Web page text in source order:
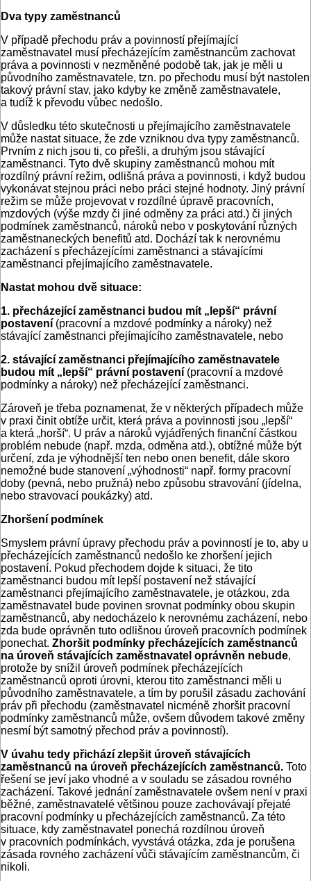
Dva typy zaměstnanců
V případě přechodu práv a povinností přejímající
zaměstnavatel musí přecházejícím zaměstnancům zachovat
práva a povinnosti v nezměněné podobě tak, jak je měli u
původního zaměstnavatele, tzn. po přechodu musí být nastolen
takový právní stav, jako kdyby ke změně zaměstnavatele,
a tudíž k převodu vůbec nedošlo.
V důsledku této skutečnosti u přejímajícího zaměstnavatele
může nastat situace, že zde vzniknou dva typy zaměstnanců.
Prvním z nich jsou ti, co přešli, a druhým jsou stávající
zaměstnanci. Tyto dvě skupiny zaměstnanců mohou mít
rozdílný právní režim, odlišná práva a povinnosti, i když budou
vykonávat stejnou práci nebo práci stejné hodnoty. Jiný právní
režim se může projevovat v rozdílné úpravě pracovních,
mzdových (výše mzdy či jiné odměny za práci atd.) či jiných
podmínek zaměstnanců, nároků nebo v poskytování různých
zaměstnaneckých benefitů atd. Dochází tak k nerovnému
zacházení s přecházejícími zaměstnanci a stávajícími
zaměstnanci přejímajícího zaměstnavatele.
Nastat mohou dvě situace:
1. přecházející zaměstnanci budou mít „lepší“ právní
postavení (pracovní a mzdové podmínky a nároky) než
stávající zaměstnanci přejímajícího zaměstnavatele, nebo
2. stávající zaměstnanci přejímajícího zaměstnavatele
budou mít „lepší“ právní postavení (pracovní a mzdové
podmínky a nároky) než přecházející zaměstnanci.
Zároveň je třeba poznamenat, že v některých případech může
v praxi činit obtíže určit, která práva a povinnosti jsou „lepší“
a která „horší“. U práv a nároků vyjádřených finanční částkou
problém nebude (např. mzda, odměna atd.), obtížné může být
určení, zda je výhodnější ten nebo onen benefit, dále skoro
nemožné bude stanovení „výhodnosti“ např. formy pracovní
doby (pevná, nebo pružná) nebo způsobu stravování (jídelna,
nebo stravovací poukázky) atd.
Zhoršení podmínek
Smyslem právní úpravy přechodu práv a povinností je to, aby u
přecházejících zaměstnanců nedošlo ke zhoršení jejich
postavení. Pokud přechodem dojde k situaci, že tito
zaměstnanci budou mít lepší postavení než stávající
zaměstnanci přejímajícího zaměstnavatele, je otázkou, zda
zaměstnavatel bude povinen srovnat podmínky obou skupin
zaměstnanců, aby nedocházelo k nerovnému zacházení, nebo
zda bude oprávněn tuto odlišnou úroveň pracovních podmínek
ponechat. Zhoršit podmínky přecházejících zaměstnanců
na úroveň stávajících zaměstnavatel oprávněn nebude,
protože by snížil úroveň podmínek přecházejících
zaměstnanců oproti úrovni, kterou tito zaměstnanci měli u
původního zaměstnavatele, a tím by porušil zásadu zachování
práv při přechodu (zaměstnavatel nicméně zhoršit pracovní
podmínky zaměstnanců může, ovšem důvodem takové změny
nesmí být samotný přechod práv a povinností).
V úvahu tedy přichází zlepšit úroveň stávajících
zaměstnanců na úroveň přecházejících zaměstnanců. Toto
řešení se jeví jako vhodné a v souladu se zásadou rovného
zacházení. Takové jednání zaměstnavatele ovšem není v praxi
běžné, zaměstnavatelé většinou pouze zachovávají přejaté
pracovní podmínky u přecházejících zaměstnanců. Za této
situace, kdy zaměstnavatel ponechá rozdílnou úroveň
v pracovních podmínkách, vyvstává otázka, zda je porušena
zásada rovného zacházení vůči stávajícím zaměstnancům, či
nikoli.